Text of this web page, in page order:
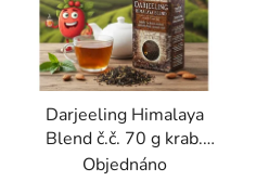
Darjeeling Himalaya
Blend č.č. 70 g krab.
GREŠÍK Čaje 4
Objednáno